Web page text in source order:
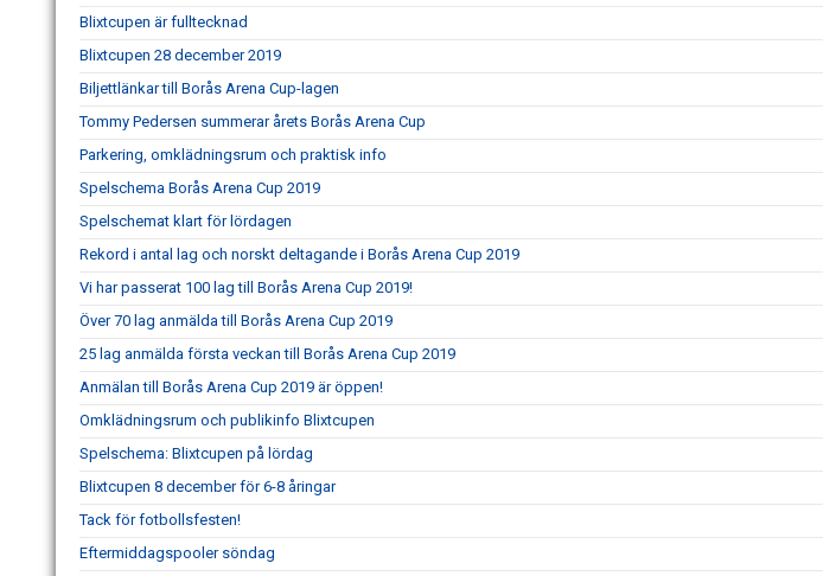
Blixtcupen är fulltecknad
Blixtcupen 28 december 2019
Biljettlänkar till Borås Arena Cup-lagen
Tommy Pedersen summerar årets Borås Arena Cup
Parkering, omklädningsrum och praktisk info
Spelschema Borås Arena Cup 2019
Spelschemat klart för lördagen
Rekord i antal lag och norskt deltagande i Borås Arena Cup 2019
Vi har passerat 100 lag till Borås Arena Cup 2019!
Över 70 lag anmälda till Borås Arena Cup 2019
25 lag anmälda första veckan till Borås Arena Cup 2019
Anmälan till Borås Arena Cup 2019 är öppen!
Omklädningsrum och publikinfo Blixtcupen
Spelschema: Blixtcupen på lördag
Blixtcupen 8 december för 6-8 åringar
Tack för fotbollsfesten!
Eftermiddagspooler söndag